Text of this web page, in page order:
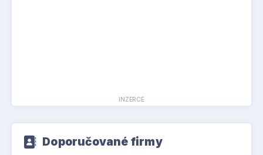
INZERCE
Doporučované firmy